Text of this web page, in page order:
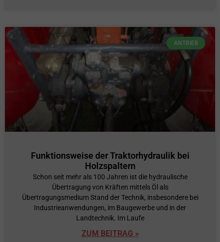
ANTRIEB
Funktionsweise der Traktorhydraulik bei
Holzspaltern
Schon seit mehr als 100 Jahren ist die hydraulische
Übertragung von Kräften mittels Öl als
Übertragungsmedium Stand der Technik, insbesondere bei
Industrieanwendungen, im Baugewerbe und in der
Landtechnik. Im Laufe
ZUM BEITRAG »